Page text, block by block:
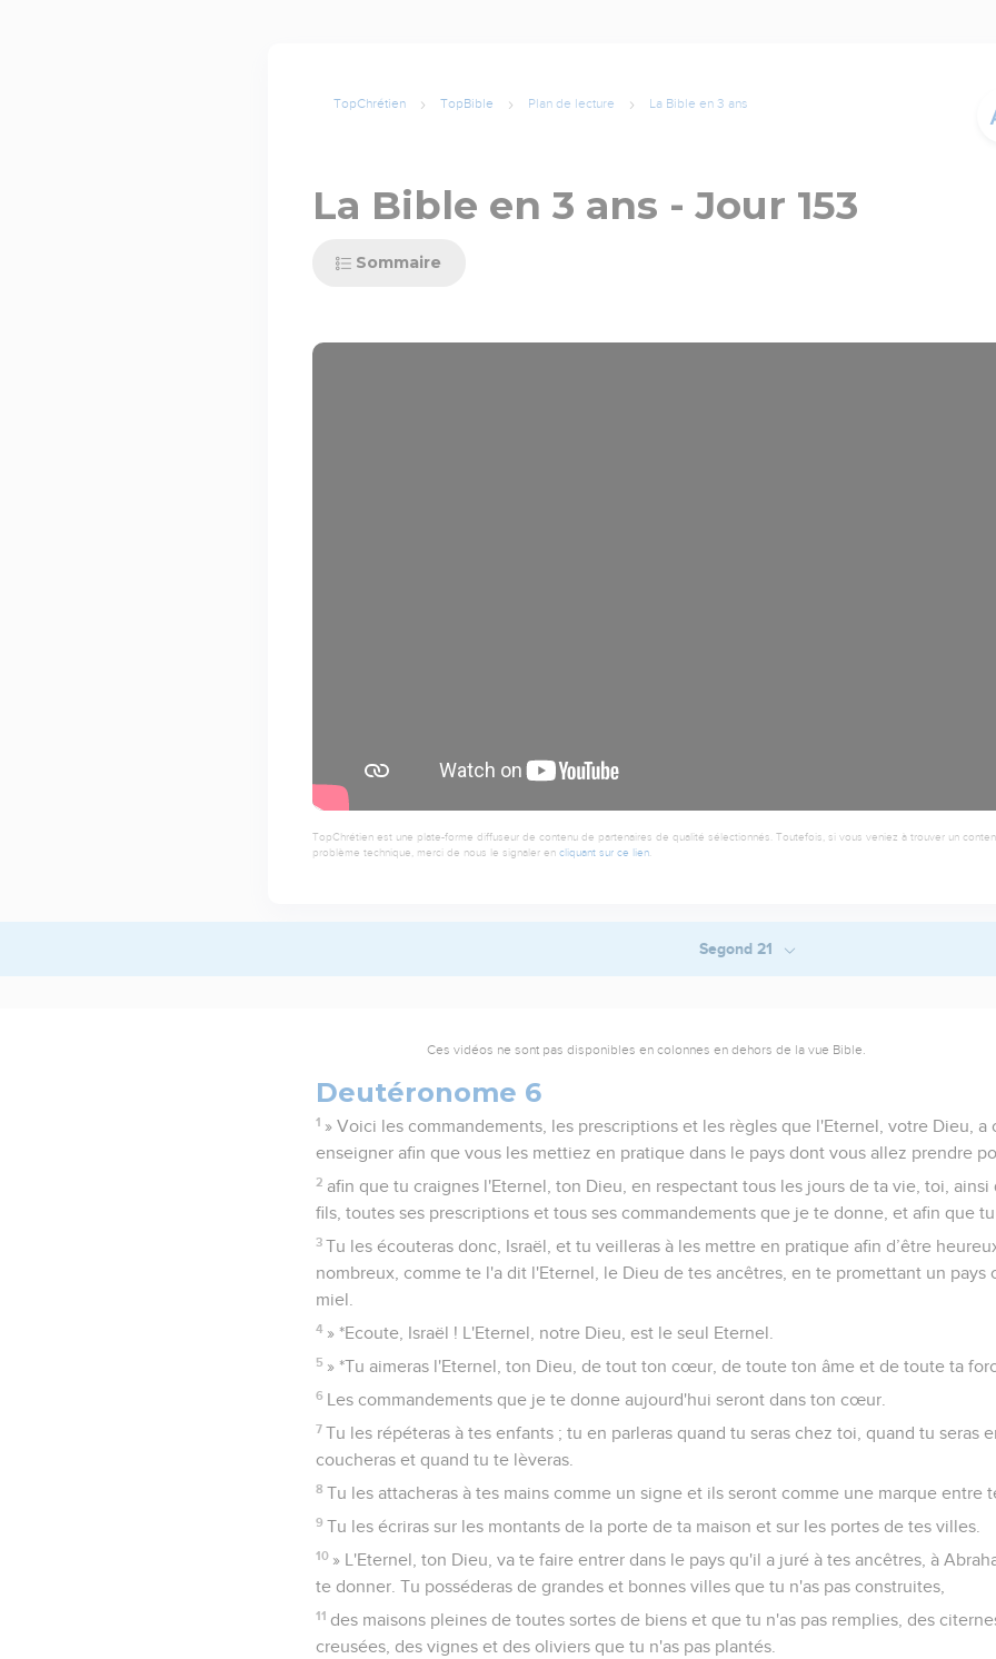
TopChrétien TopBible Plan de lecture La Bible en 3 ans
La Bible en 3 ans - Jour 153
Sommaire
TopChrétien est une plate-forme diffuseur de contenu de partenaires de qualité sélectionnés. Toutefois, si vous veniez à trouver un
problème technique, merci de nous le signaler en cliquant sur ce lien
Segond 21
Ces vidéos ne sont pas disponibles en colonnes en dehors de la vue Bible.
Deutéronome 6
1 » Voici les commandements, les prescriptions et les règles que l'Eternel, votre Dieu, a
enseigner afin que vous les mettiez en pratique dans le pays dont vous allez prendre
2 afin que tu craignes l'Eternel, ton Dieu, en respectant tous les jours de ta vie, toi,
fils, toutes ses prescriptions et tous ses commandements que je te donne, et afin que
3 Tu les écouteras donc, Israël, et tu veilleras à les mettre en pratique afin d’être
nombreux, comme te l'a dit l'Eternel, le Dieu de tes ancêtres, en te promettant un pays
miel.
4 » *Ecoute, Israël ! L'Eternel, notre Dieu, est le seul Eternel.
5 » *Tu aimeras l'Eternel, ton Dieu, de tout ton cœur, de toute ton âme et de toute ta
6 Les commandements que je te donne aujourd'hui seront dans ton cœur.
7 Tu les répéteras à tes enfants ; tu en parleras quand tu seras chez toi, quand tu seras
coucheras et quand tu te lèveras.
8 Tu les attacheras à tes mains comme un signe et ils seront comme une marque entre
9 Tu les écriras sur les montants de la porte de ta maison et sur les portes de tes villes.
10 » L'Eternel, ton Dieu, va te faire entrer dans le pays qu'il a juré à tes ancêtres, à
te donner. Tu posséderas de grandes et bonnes villes que tu n'as pas construites,
11 des maisons pleines de toutes sortes de biens et que tu n'as pas remplies, des
creusées, des vignes et des oliviers que tu n'as pas plantés.